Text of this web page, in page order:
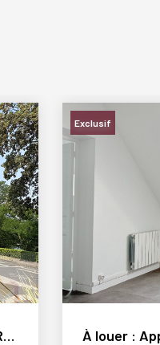
Appartement 4 pièces à louer - LE PERREUX SUR MARNE,...
Exclusif